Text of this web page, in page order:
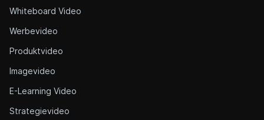
Whiteboard Video
Werbevideo
Produktvideo
Imagevideo
E-Learning Video
Strategievideo